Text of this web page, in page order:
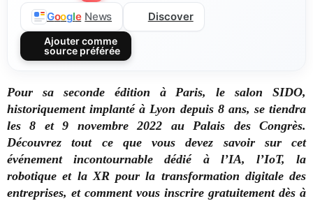
Google News Discover
Ajouter comme
source préférée
Pour sa seconde édition à Paris, le salon SIDO,
historiquement implanté à Lyon depuis 8 ans, se tiendra
les 8 et 9 novembre 2022 au Palais des Congrès.
Découvrez tout ce que vous devez savoir sur cet
événement incontournable dédié à l’IA, l’IoT, la
robotique et la XR pour la transformation digitale des
entreprises, et comment vous inscrire gratuitement dès à